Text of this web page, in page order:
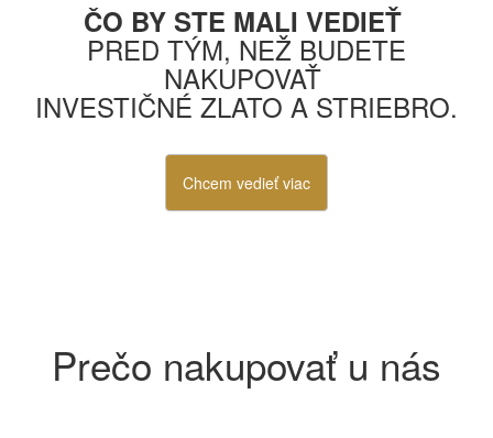
ČO BY STE MALI VEDIEŤ
PRED TÝM, NEŽ BUDETE
NAKUPOVAŤ
INVESTIČNÉ ZLATO A STRIEBRO.
Chcem vedieť viac
Prečo nakupovať u nás